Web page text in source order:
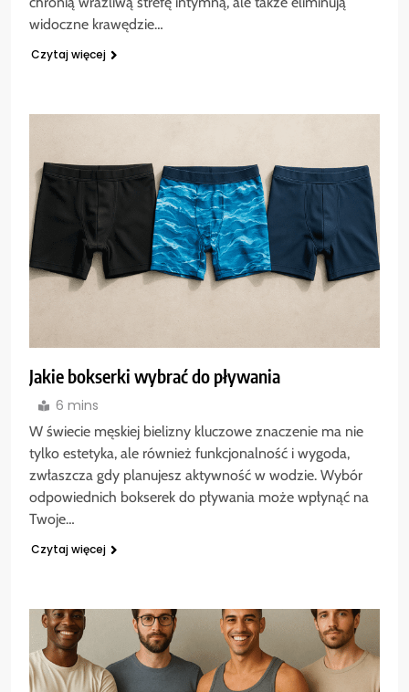
widoczne krawędzie…
Czytaj więcej
Jakie bokserki wybrać do pływania
6 mins
W świecie męskiej bielizny kluczowe znaczenie ma nie
tylko estetyka, ale również funkcjonalność i wygoda,
zwłaszcza gdy planujesz aktywność w wodzie. Wybór
odpowiednich bokserek do pływania może wpłynąć na
Twoje…
Czytaj więcej